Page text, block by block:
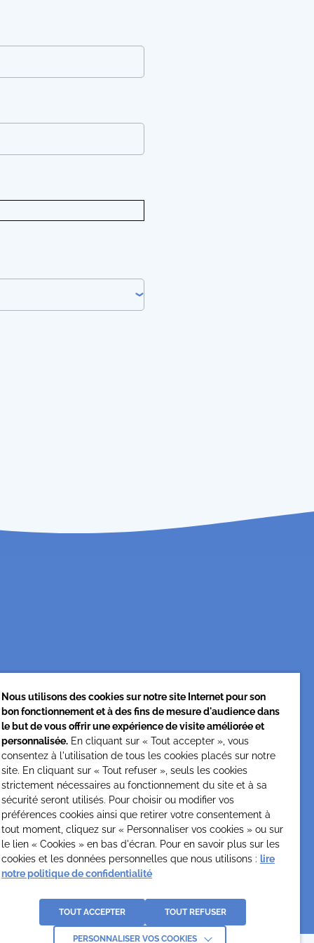
formation@cesap.asso.fr
01 53 20 68 58
Nous utilisons des cookies sur notre site Internet pour son
bon fonctionnement et à des fins de mesure d'audience dans
le but de vous offrir une expérience de visite améliorée et
personnalisée. En cliquant sur « Tout accepter », vous
consentez à l'utilisation de tous les cookies placés sur notre
site. En cliquant sur « Tout refuser », seuls les cookies
strictement nécessaires au fonctionnement du site et à sa
sécurité seront utilisés. Pour choisir ou modifier vos
préférences cookies ainsi que retirer votre consentement à
tout moment, cliquez sur « Personnaliser vos cookies » ou sur
le lien « Cookies » en bas d'écran. Pour en savoir plus sur les
cookies et les données personnelles que nous utilisons : lire
notre politique de confidentialité
TOUT ACCEPTER TOUT REFUSER
PERSONNALISER VOS COOKIES